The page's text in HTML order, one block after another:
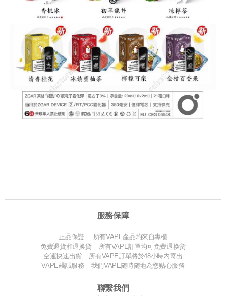
服務保障
正品保證 所有VAPE產品均來自專櫃
免費退貨和退换貨 所有VAPE訂單均可免费退换货
空運快速出貨 所有VAPE訂單將於48小時内寄出
VAPE竭誠服務 我們VAPE随時随地為您贴心服務
聯繫我們